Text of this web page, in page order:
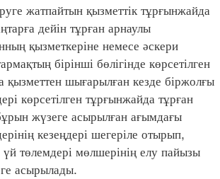
жатпайтын қызметтік тұрғынжайда
дейін тұрған арнаулы
қызметкеріне немесе әскери
бірінші бөлігінде көрсетілген
қызметтен шығарылған кезде біржолғы
көрсетілген тұрғынжайда тұрған
жүзеге асырылған ағымдағы
кезеңдері шегеріле отырып,
төлемдері мөлшерінің елу пайызы
асырылады.